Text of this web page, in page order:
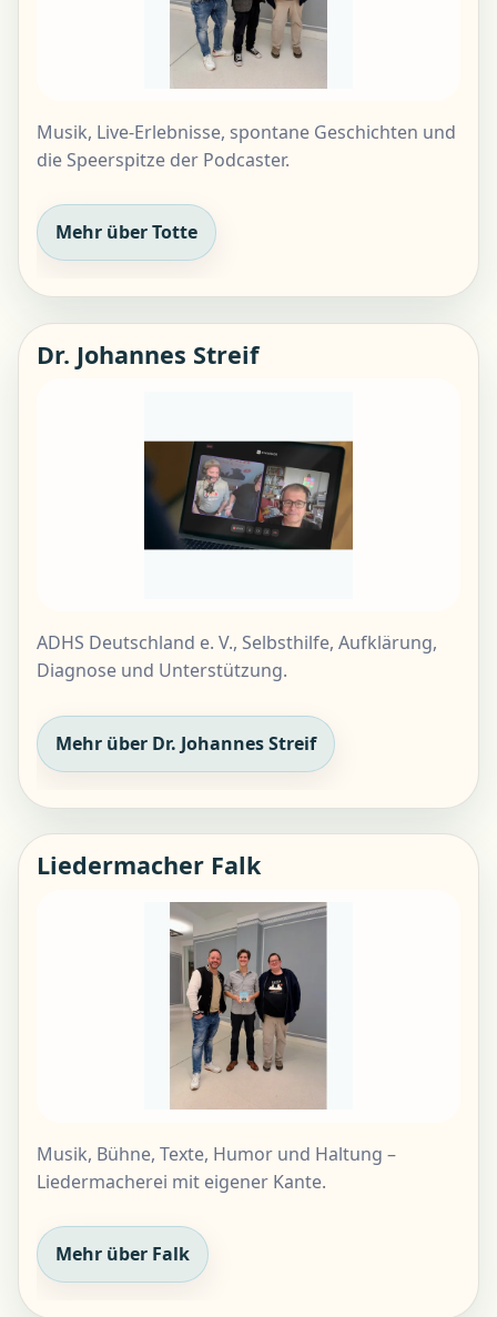
Musik, Live-Erlebnisse, spontane Geschichten und
die Speerspitze der Podcaster.
Mehr über Totte
Dr. Johannes Streif
ADHS Deutschland e. V., Selbsthilfe, Aufklärung,
Diagnose und Unterstützung.
Mehr über Dr. Johannes Streif
Liedermacher Falk
Musik, Bühne, Texte, Humor und Haltung –
Liedermacherei mit eigener Kante.
Mehr über Falk